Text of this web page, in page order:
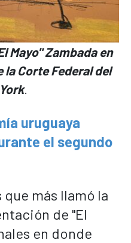
Mayo" Zambada en
Corte Federal del
.
uruguaya
el segundo
más llamó la
de "El
en donde